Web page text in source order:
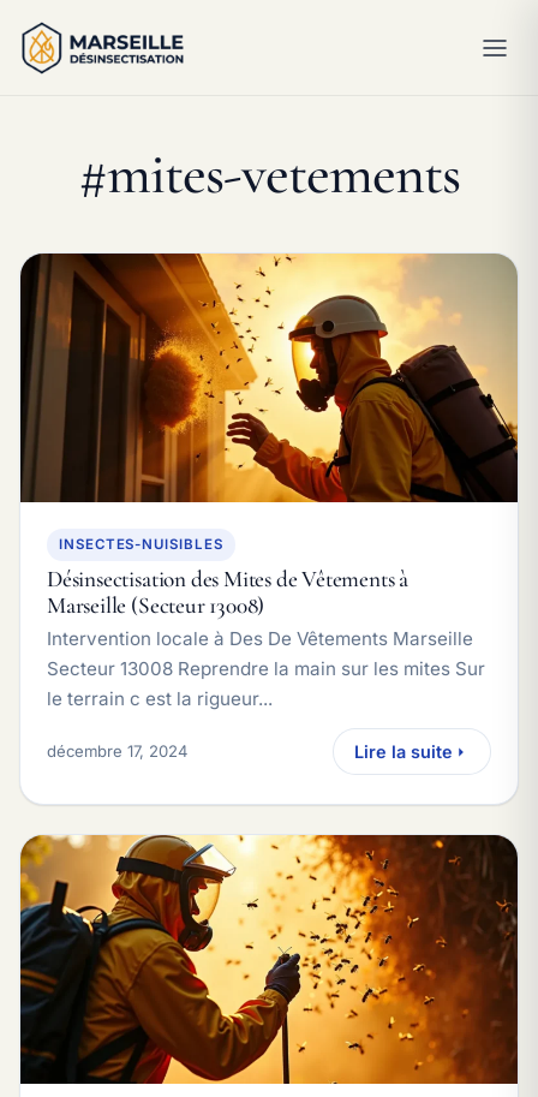
#mites-vetements
INSECTES-NUISIBLES
Désinsectisation des Mites de Vêtements à
Marseille (Secteur 13008)
Intervention locale à Des De Vêtements Marseille
Secteur 13008 Reprendre la main sur les mites Sur
le terrain c est la rigueur...
décembre 17, 2024 Lire la suite